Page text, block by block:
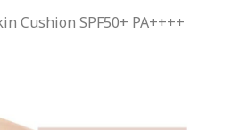
Cushion SPF50+ PA++++